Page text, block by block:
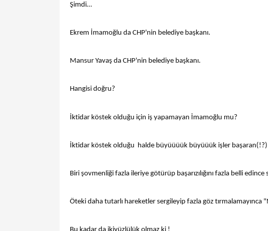
Şimdi…
Ekrem İmamoğlu da CHP'nin belediye başkanı.
Mansur Yavaş da CHP'nin belediye başkanı.
Hangisi doğru?
İktidar köstek olduğu için iş yapamayan İmamoğlu mu?
İktidar köstek olduğu halde büyüüüük büyüüük işler başaran(!?)
Biri şovmenliği fazla ileriye götürüp başarızılığını fazla belli
Öteki daha tutarlı hareketler sergileyip fazla göz tırmalamayınca